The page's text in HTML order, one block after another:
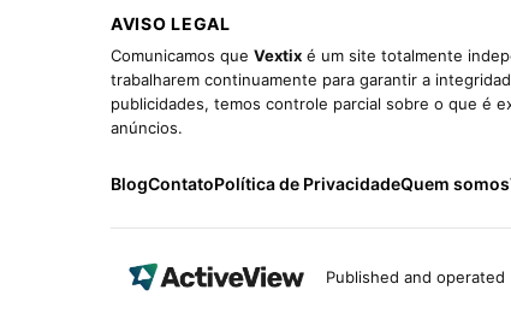
AVISO LEGAL
Comunicamos que Vextix é um site totalmente
trabalharem continuamente para garantir a
publicidades, temos controle parcial sobre o que é
anúncios.
BlogContatoPolítica de PrivacidadeQuem somos
Published and operated